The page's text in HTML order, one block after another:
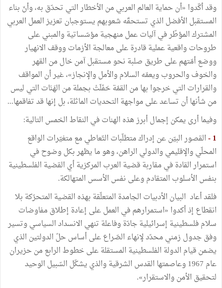
وقدأكّدوا «أنحماية العالم العربيمن الأخطارالتي تحدّق به،وأنّ بناء
المستقبل الأفضل الذي تستحقّه شعوبهم يستوجبان تعزيزالعمل العربي
المشتركالمؤطّرفيآلياتعملمنهجيةمؤسّساتيةوالمبنيعلى
طروحاتواقعيةعمليةقادرةعلىمعالجة الأزماتووقف الانهيار
ووضعأمّتهمعلى طريق صلبة نحومستقبلآمنخالمن القهر
والخوفوالحروبويعمّه السلاموالأملوالإنجاز»،غيرأن المواقف
والقرارات التيخرجوا بهامن القمّةحَفَلَتْ بجملةمن الهَنَات التي ليس
من شأنهاأن تساعدعلىمواجهة التحديات الماثلة،بل إنهاقدتفاقمها...
وفيماأرى يمكن إجمالأبرزهذه الهناتفي النقاط الخمس التالية:
1
-القصورالبيّنعن إدراكمتطلّبات التّعاطيمعمتغيّرات الواقع
المحلّيوالإقليميوالدولي الراهن،وهوما يظهربكلوضوحفي
استمرارالقادةفيمقاربةقضية العرب المركزيةأي القضية الفلسطينية
بنفس الأسلوب المتقادموعلى نفس الأسس المتهالكة.
فلقدأعاد البيان الأدبيات الجامدة المتعلّقة بهذه القضية المتحرّكة بلا
انقطاع إذأكدوا «استمرارهمفي العملعلى إعادة إطلاقمفاوضات
سلامفلسطينية إسرائيليةجادّةوفاعلة تنهي الانسدادالسياسيوتسير
وفقجدول زمنيمحدّدلإنهاء الصّراععلىأساسحلّ الدولتين الذي
يضمنقيام الدولة الفلسطينية المستقلةعلىخطوط الرابعمنحزيران
عام 1967وعاصمتها القدس الشرقيةوالذي يشكّل السّبيل الوحيد
لتحقيق الأمنوالاستقرار»
.